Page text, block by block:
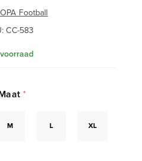
Football
CC-583
*
M L XL